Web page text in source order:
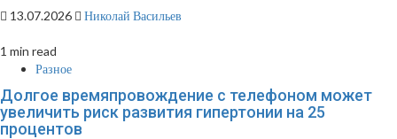
13.07.2026 Николай Васильев
1 min read
Разное
Долгое времяпровождение с телефоном может
увеличить риск развития гипертонии на 25
процентов